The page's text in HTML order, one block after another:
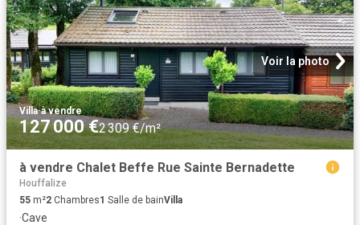
Voir la photo
Villa·à vendre
127 000 €2 309 €/m²
à vendre Chalet Beffe Rue Sainte Bernadette
Houffalize
55 m²2 Chambres1 Salle de bainVilla
·Cave